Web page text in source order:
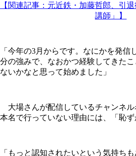
【関連記事：元近鉄・加藤哲郎、引
講師」】
「今年の3月からです。なにかを発信
分の強みで、なおかつ経験してきた
ないかなと思って始めました」
大場さんが配信しているチャンネル
本名で行っていない理由には、「恥ず
「もっと認知されたいという気持ち